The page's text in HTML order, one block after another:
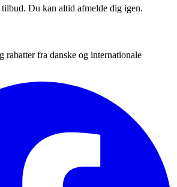
Du kan altid afmelde dig igen.
rabatter fra danske og internationale